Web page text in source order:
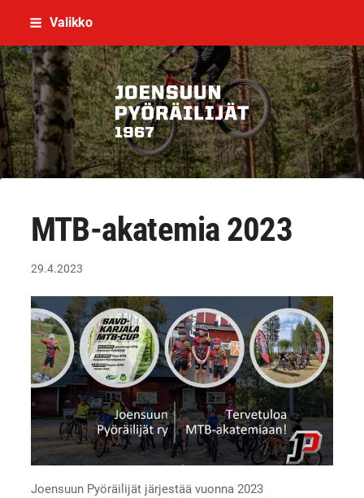
Siirry
sisältöön
Valikko
Joensuun Pyöräilijät ry
MTB-akatemia 2023
29.4.2023
Joensuun Pyöräilijät järjestää vuonna 2023